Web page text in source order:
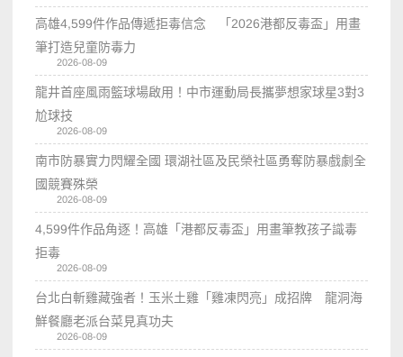
高雄4,599件作品傳遞拒毒信念 「2026港都反毒盃」用畫
筆打造兒童防毒力
2026-08-09
龍井首座風雨籃球場啟用！中市運動局長攜夢想家球星3對3
尬球技
2026-08-09
南市防暴實力閃耀全國 環湖社區及民榮社區勇奪防暴戲劇全
國競賽殊榮
2026-08-09
4,599件作品角逐！高雄「港都反毒盃」用畫筆教孩子識毒
拒毒
2026-08-09
台北白斬雞藏強者！玉米土雞「雞凍閃亮」成招牌 龍洞海
鮮餐廳老派台菜見真功夫
2026-08-09